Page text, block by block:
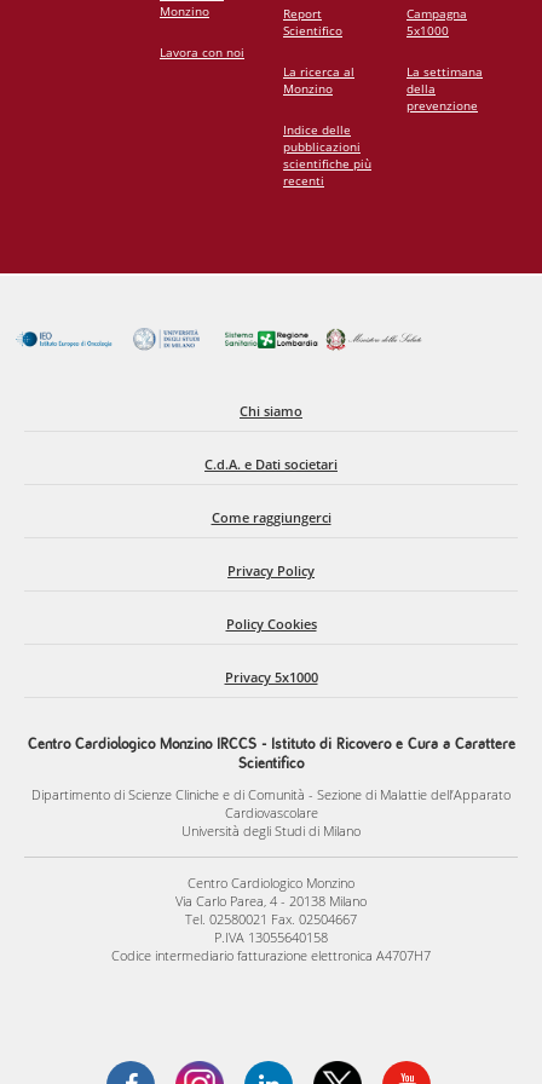
Monzino
Lavora con noi
Report
Scientifico
La ricerca al
Monzino
Indice delle
pubblicazioni
scientifiche più
recenti
Campagna
5x1000
La settimana
della
prevenzione
Chi siamo
C.d.A. e Dati societari
Come raggiungerci
Privacy Policy
Policy Cookies
Privacy 5x1000
Centro Cardiologico Monzino IRCCS - Istituto di Ricovero e Cura a Carattere
Scientifico
Dipartimento di Scienze Cliniche e di Comunità - Sezione di Malattie dell’Apparato
Cardiovascolare
Università degli Studi di Milano
Centro Cardiologico Monzino
Via Carlo Parea, 4 - 20138 Milano
Tel. 02580021 Fax. 02504667
P.IVA 13055640158
Codice intermediario fatturazione elettronica A4707H7